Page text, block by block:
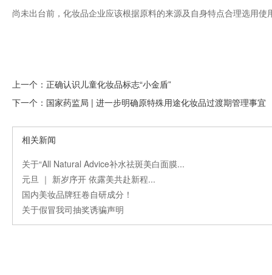
尚未出台前，化妆品企业应该根据原料的来源及自身特点合理选用
上一个： 正确认识儿童化妆品标志“小金盾”
下一个： 国家药监局 | 进一步明确原特殊用途化妆品过渡期管理事宜
相关新闻
关于“All Natural Advice补水祛斑美白面膜...
元旦 ｜ 新岁序开 依露美共赴新程...
国内美妆品牌狂卷自研成分！
关于假冒我司抽奖诱骗声明